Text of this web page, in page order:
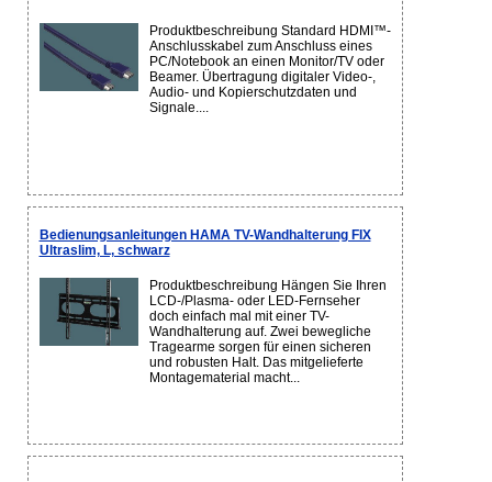
Produktbeschreibung Standard HDMI™-
Anschlusskabel zum Anschluss eines
PC/Notebook an einen Monitor/TV oder
Beamer. Übertragung digitaler Video-,
Audio- und Kopierschutzdaten und
Signale....
Bedienungsanleitungen HAMA TV-Wandhalterung FIX
Ultraslim, L, schwarz
Produktbeschreibung Hängen Sie Ihren
LCD-/Plasma- oder LED-Fernseher
doch einfach mal mit einer TV-
Wandhalterung auf. Zwei bewegliche
Tragearme sorgen für einen sicheren
und robusten Halt. Das mitgelieferte
Montagematerial macht...